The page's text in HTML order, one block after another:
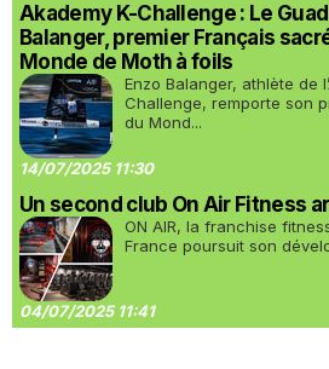
Akademy K-Challenge : Le
Balanger, premier Français
Monde de Moth à foils
Enzo Balanger, athlète de
Challenge, remporte son
du Mond...
14/07/2025 11:30
Un second club On Air Fitness
ON AIR, la franchise
France poursuit son
04/07/2025 11:41